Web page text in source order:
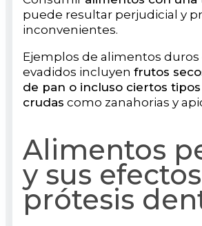
puede resultar perjudicial y
inconvenientes.
Ejemplos de alimentos
evadidos incluyen frutos
de pan o incluso ciertos
crudas como zanahorias y
Alimentos
y sus
prótesis